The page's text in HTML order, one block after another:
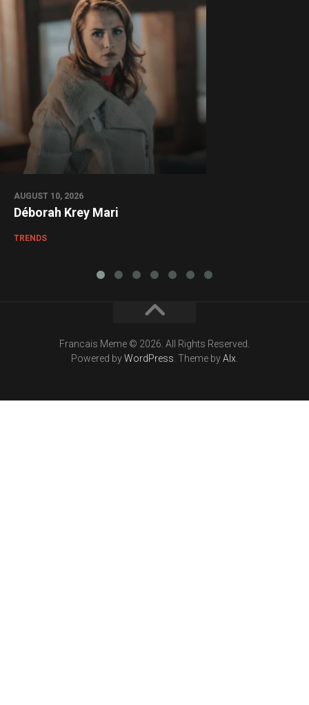
AUGUST 10, 2026
Déborah Krey Mari
TRENDS
Francais Meme © 2026. All Rights Reserved.
Powered byWordPress . Theme byAlx